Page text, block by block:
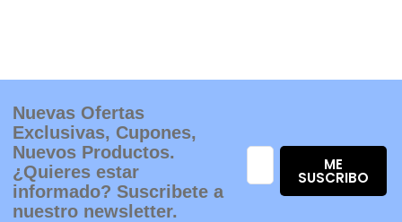
Nuevas Ofertas
Exclusivas, Cupones,
Nuevos Productos.
¿Quieres estar
informado? Suscribete a
nuestro newsletter.
ME
SUSCRIBO